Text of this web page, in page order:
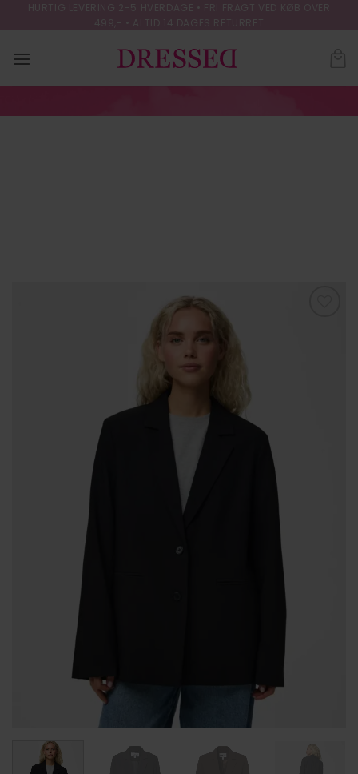
to
content
HURTIG LEVERING 2-5 HVERDAGE • FRI FRAGT VED KØB OVER
499,- • ALTID 14 DAGES RETURRET